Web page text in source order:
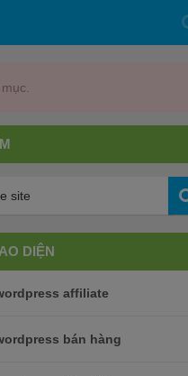
DIỆN
affiliate
bán hàng